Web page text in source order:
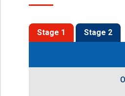
Stage 1 Stage 2